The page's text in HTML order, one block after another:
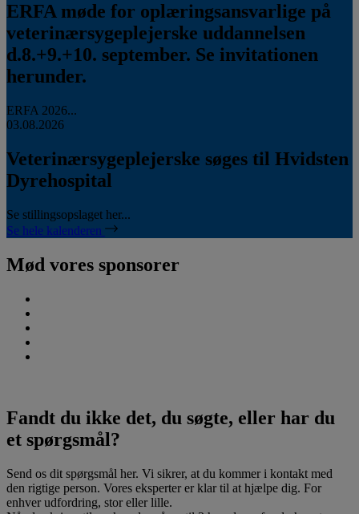
ERFA møde for oplæringsansvarlige på
veterinærsygeplejerske uddannelsen
d.8.+9.+10. september. Se invitationen
herunder.
ERFA 2026...
03.08.2026
Veterinærsygeplejerske søges til Hvidsten
Dyrehospital
Se stillingsopslaget her...
Se hele kalenderen
Mød vores sponsorer
Fandt du ikke det, du søgte, eller har du
et spørgsmål?
Send os dit spørgsmål her. Vi sikrer, at du kommer i kontakt med
den rigtige person. Vores eksperter er klar til at hjælpe dig. For
enhver udfordring, stor eller lille.